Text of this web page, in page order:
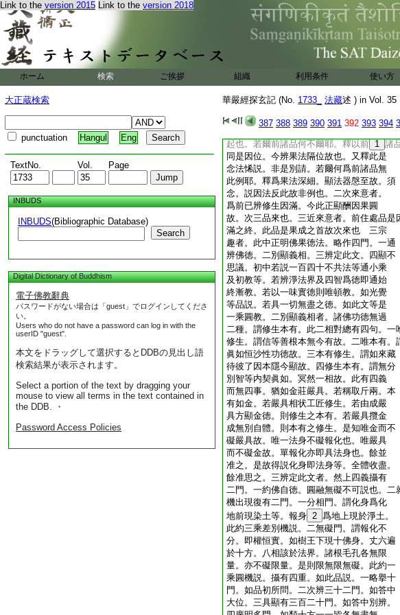
Link to the version 2015 Link to the version 2018
ホーム 検索 ご挨拶 組織 利用条件 使い方
大正蔵検索
punctuation Hangul Eng
TextNo. Vol. Page
INBUDS
INBUDS(Bibliographic Database)
Search
Digital Dictionary of Buddhism
電子佛教辭典
パスワードがない場合は「guest」でログインしてくださ
い。
Users who do not have a password can log in with the
userID "guest".
本文をドラッグして選択するとDDBの見出し語
検索結果が表示されます。
Select a portion of the text by dragging your
mouse to view all terms in the text contained in
the DDB. ・
Password Access Policies
華嚴經探玄記 (No. 1733_ 法藏述 ) in Vol. 35
387 388 389 390 391 392 393 394
號。十三乾陀羅國者正云建駄。此云香。陀
羅此云遍。謂遍此國處。香草先發故。以爲
名。寂靜窟。相傳是佛留影之窟。具如西
20
記及大集經月藏第十卷中説。上來明此閻
浮菩薩住處。餘四天下准之。餘須彌世
及樹形等世界。並准之無盡無盡也
佛不思議法品第二十八
名。二來意有三。一遠者。此下三品爲通
答普光佛無上地 22 等句問故。問若遠答前
問。何故此更有請耶。釋以相去遠故。更發
起也。若爾前諸品何不爾耶。釋以前
1 諸
同是因位。今辨果法隔位故也。又釋此是
念法悕説。非是別請。若爾何爲前諸品無
此例耶。釋爲果法深細。顯法器慇至故。須
念。説因法反此故非例也。二次來意者。
爲前已辨修生因滿。今此正顯酬因果圓
故。次三品來也。三近來意者。前住處品是
滿之終。此品是果成之首故次來也 三宗
趣者。此中正明佛果徳法。略作四門。一通
辨佛徳。二別顯義相。三辨定此文。四顯不
思議。初中若説一百四十不共法等通小乘
及初教等。若辨淨法界及四智爲徳即通始
終漸教。若以一味實徳則唯頓教。如光覺
等品説。若具一切無盡之徳。如此文等是
一乘圓教。二別顯義相者。諸佛功徳無過
二種。謂修生本有。此二相對總有四句。一
修生。謂信等善根本無今有故。二唯本有。
眞如恒沙性功徳故。三本有修生。謂如來藏
待彼了因本隱今顯故。四修生本有。謂無分
別智等内契眞如。冥然一相故。此有四義
而無四事。猶如金莊嚴具。若稱取斤兩。本
有如金。若嚴具相状工匠修生。若由成嚴
具方顯金徳。則修生之本有。若嚴具攬金
成無別自體。則本有之修生。是知唯金而不
礙嚴具故。唯一法身不礙報化也。唯嚴具
而不礙金故。單報化亦即具法身也。餘並
准之。是故得説化身即法身等。全體收盡。
餘准思之。三辨定此文者。然上四義攝有
二門。一約佛自徳。圓融無礙不可説也。二
機出現復有二門。一分相門。謂化身爲化
地前現染土等。報身 2 爲地上現於淨土。
此約三乘差別機説。二無礙門。謂報化不
分。即權恒實。如樹王下現十佛身。丈六遍
於十方。八相該於法界。諸根毛孔各無限
量。亦不礙限量。是則限無限無礙。此約一
乘圓機説。攝有四重。如此品説。一略擧十
門。如品初所問。二次辨三十二門。如答中
大位。三具顯有三百二十門。如答中別辨。